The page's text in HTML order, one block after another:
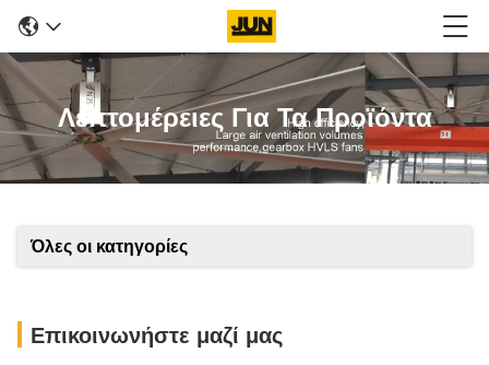
Λεπτομέρειες Για Τα Προϊόντα
Όλες οι κατηγορίες
Επικοινωνήστε μαζί μας